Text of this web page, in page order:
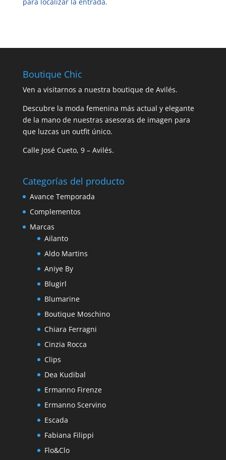
Boutique Chic
Ven a visitarnos a nuestra boutique de Avilés.
Descubre la moda femenina más actual y elegante
de la mano de nuestras asesoras de imagen para
que luzcas un outfit único.
Calle José Cueto, 9 – Avilés.
Categorías del producto
Avance Temporada
Complementos
Marcas
Ailanto
Aldo Martins
Aniye By
Blugirl
Blumarine
Boutique Moschino
Chiara Ferragni
Cinzia Rocca
Clips
Dea Kudibal
Ermanno Firenze
Ermanno Scervino
Escada
Fabiana Filippi
Flo&Clo